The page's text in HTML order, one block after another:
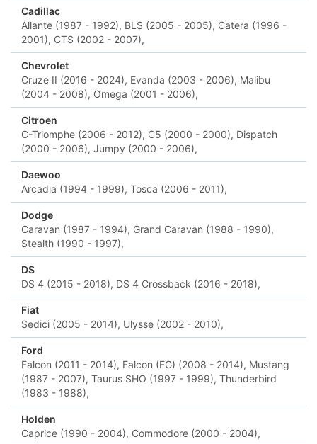
Cadillac
Allante (1987 - 1992), BLS (2005 - 2005), Catera (1996 -
2001), CTS (2002 - 2007),
Chevrolet
Cruze II (2016 - 2024), Evanda (2003 - 2006), Malibu
(2004 - 2008), Omega (2001 - 2006),
Citroen
C-Triomphe (2006 - 2012), C5 (2000 - 2000), Dispatch
(2000 - 2006), Jumpy (2000 - 2006),
Daewoo
Arcadia (1994 - 1999), Tosca (2006 - 2011),
Dodge
Caravan (1987 - 1994), Grand Caravan (1988 - 1990),
Stealth (1990 - 1997),
DS
DS 4 (2015 - 2018), DS 4 Crossback (2016 - 2018),
Fiat
Sedici (2005 - 2014), Ulysse (2002 - 2010),
Ford
Falcon (2011 - 2014), Falcon (FG) (2008 - 2014), Mustang
(1987 - 2007), Taurus SHO (1997 - 1999), Thunderbird
(1983 - 1988),
Holden
Caprice (1990 - 2004), Commodore (2000 - 2004),